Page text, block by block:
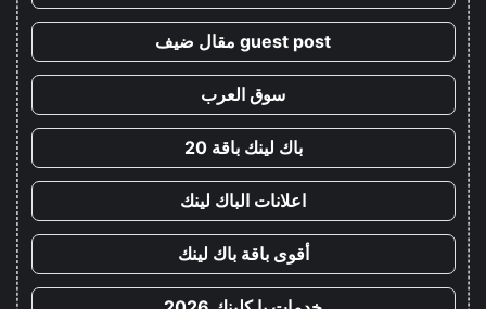
guest post مقال ضيف
سوق العرب
باك لينك باقة 20
اعلانات الباك لينك
أقوى باقة باك لينك